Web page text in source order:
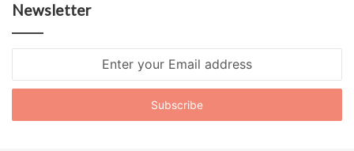
Newsletter
Email